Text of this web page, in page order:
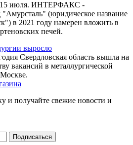
15 июля. ИНТЕРФАКС -
"Амурсталь" (юридическое название
в 2021 году намерен вложить в
печей.
выросло
Свердловская область вышла на
вакансий в металлургической
и получайте свежие новости и